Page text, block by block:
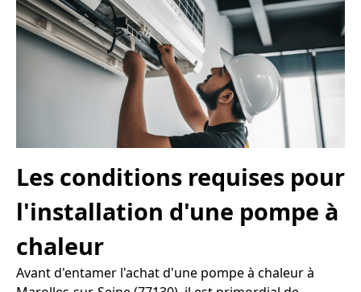
Les conditions requises pour
l'installation d'une pompe à
chaleur
Avant d'entamer l'achat d'une pompe à chaleur à